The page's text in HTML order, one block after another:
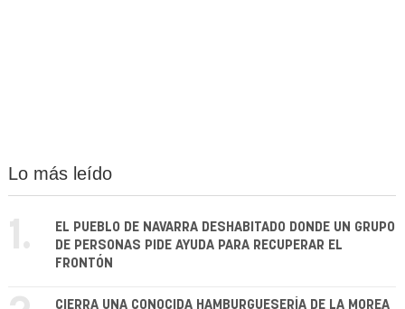
Lo más leído
1.
EL PUEBLO DE NAVARRA DESHABITADO DONDE UN GRUPO
DE PERSONAS PIDE AYUDA PARA RECUPERAR EL
FRONTÓN
CIERRA UNA CONOCIDA HAMBURGUESERÍA DE LA MOREA